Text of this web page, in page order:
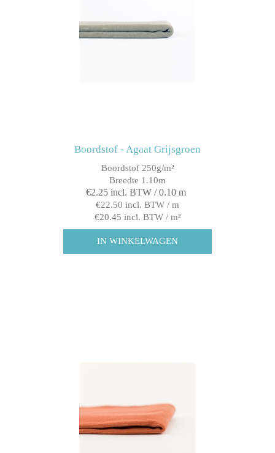
Boordstof - Agaat Grijsgroen
Boordstof 250g/m²
Breedte 1.10m
€2.25 incl. BTW / 0.10 m
€22.50 incl. BTW / m
€20.45 incl. BTW / m²